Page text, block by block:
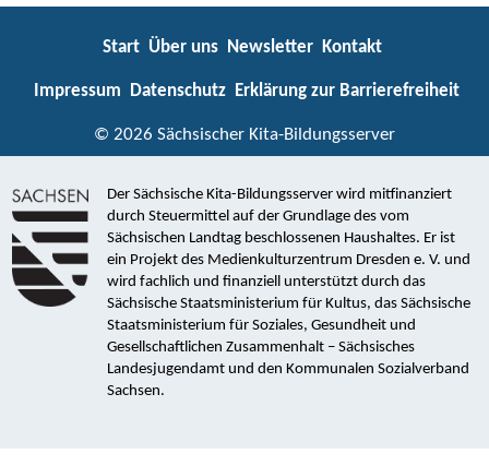
Start Über uns Newsletter Kontakt
Impressum Datenschutz Erklärung zur Barrierefreiheit
© 2026 Sächsischer Kita-Bildungsserver
Der Sächsische Kita-Bildungsserver wird mitfinanziert
durch Steuermittel auf der Grundlage des vom
Sächsischen Landtag beschlossenen Haushaltes. Er ist
ein Projekt des Medienkulturzentrum Dresden e. V. und
wird fachlich und finanziell unterstützt durch das
Sächsische Staatsministerium für Kultus, das Sächsische
Staatsministerium für Soziales, Gesundheit und
Gesellschaftlichen Zusammenhalt – Sächsisches
Landesjugendamt und den Kommunalen Sozialverband
Sachsen.